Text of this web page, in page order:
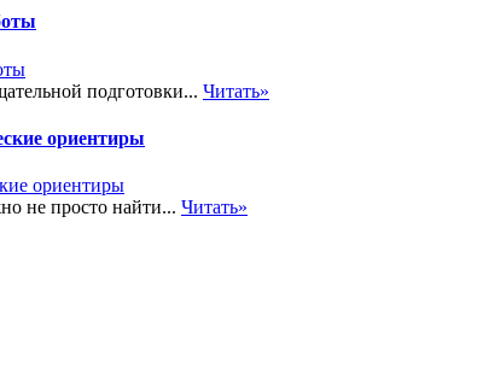
подготовки... Читать»
ориентиры
не просто найти... Читать»